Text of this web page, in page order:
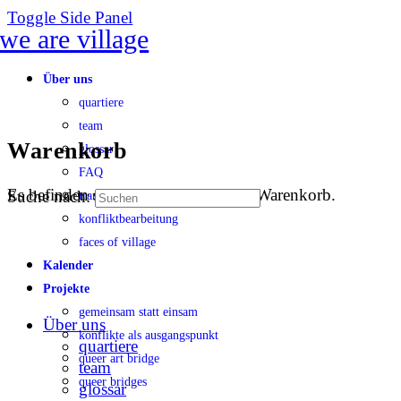
Toggle Side Panel
Über uns
quartiere
team
glossar
FAQ
transparenz
konfliktbearbeitung
faces of village
Kalender
Projekte
gemeinsam statt einsam
konflikte als ausgangspunkt
queer art bridge
queer bridges
Warenkorb
Es befinden sich keine Produkte im Warenkorb.
Suche nach:
Über uns
quartiere
team
glossar